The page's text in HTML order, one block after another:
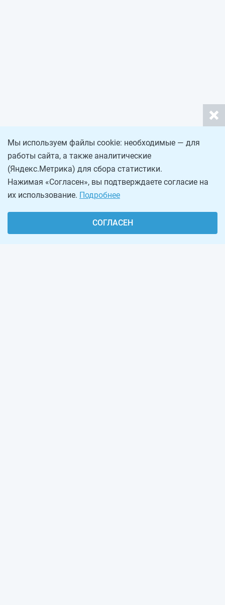
Мы используем файлы cookie: необходимые — для
работы сайта, а также аналитические
(Яндекс.Метрика) для сбора статистики.
Нажимая «Согласен», вы подтверждаете согласие на
их использование. Подробнее
СОГЛАСЕН